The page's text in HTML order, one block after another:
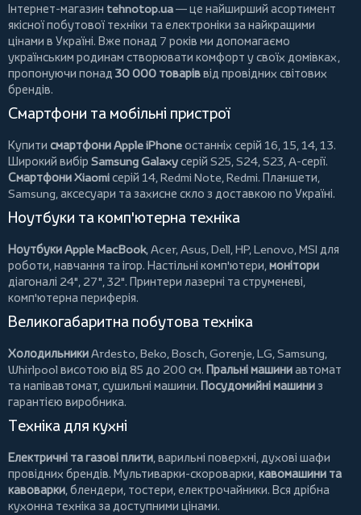
Інтернет-магазин tehnotop.ua— це найширший асортимент
якісної побутової техніки та електроніки за найкращими
цінами в Україні. Вже понад 7 років ми допомагаємо
українським родинам створювати комфорт у своїх домівках,
пропонуючи понад 30 000 товаріввід провідних світових
брендів.
Смартфони та мобільні пристрої
Купити смартфони Apple iPhoneостанніх серій 16, 15, 14, 13.
Широкий вибір Samsung Galaxyсерій S25, S24, S23, A-серії.
Смартфони Xiaomiсерій 14, Redmi Note, Redmi. Планшети,
Samsung, аксесуари тазахисне скло з доставкою по Україні.
Ноутбуки та комп'ютерна техніка
Ноутбуки Apple MacBook,Acer,Asus,Dell,HP,Lenovo,MSI для
роботи, навчання та ігор. Настільні комп'ютери,монітори
діагоналі 24", 27", 32". Принтери лазерні та струменеві,
комп'ютерна периферія.
Великогабаритна побутова техніка
ХолодильникиArdesto,Beko,Bosch,Gorenje,LG,Samsung,
Whirlpool висотою від 85 до 200 см. Пральні машиниавтомат
та напівавтомат,сушильні машини. Посудомийні машиниз
гарантією виробника.
Техніка для кухні
Електричні та газові плити, варильні поверхні, духові шафи
провідних брендів. Мультиварки-скороварки,кавомашини та
кавоварки,блендери, тостери,електрочайники. Вся дрібна
кухонна техніка за доступними цінами.